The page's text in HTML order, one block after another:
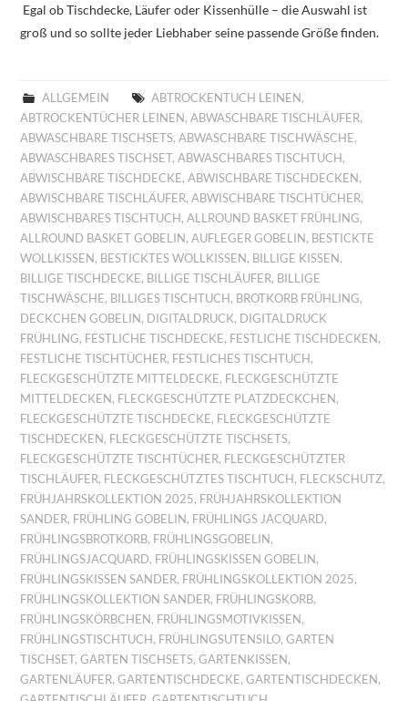
Egal ob Tischdecke, Läufer oder Kissenhülle – die Auswahl ist
groß und so sollte jeder Liebhaber seine passende Größe finden.
ALLGEMEIN ABTROCKENTUCH LEINEN ,
ABTROCKENTÜCHER LEINEN ,ABWASCHBARE TISCHLÄUFER,
ABWASCHBARE TISCHSETS,ABWASCHBARE TISCHWÄSCHE,
ABWASCHBARES TISCHSET,ABWASCHBARES TISCHTUCH ,
ABWISCHBARE TISCHDECKE,ABWISCHBARE TISCHDECKEN ,
ABWISCHBARE TISCHLÄUFER,ABWISCHBARE TISCHTÜCHER,
ABWISCHBARES TISCHTUCH ,ALLROUND BASKET FRÜHLING,
ALLROUND BASKET GOBELIN ,AUFLEGER GOBELIN , BESTICKTE
WOLLKISSEN , BESTICKTES WOLLKISSEN , BILLIGE KISSEN ,
BILLIGE TISCHDECKE, BILLIGE TISCHLÄUFER, BILLIGE
TISCHWÄSCHE, BILLIGES TISCHTUCH , BROTKORB FRÜHLING,
DECKCHEN GOBELIN , DIGITALDRUCK, DIGITALDRUCK
FRÜHLING, FESTLICHE TISCHDECKE, FESTLICHE TISCHDECKEN ,
FESTLICHE TISCHTÜCHER, FESTLICHES TISCHTUCH ,
FLECKGESCHÜTZTE MITTELDECKE, FLECKGESCHÜTZTE
MITTELDECKEN , FLECKGESCHÜTZTE PLATZDECKCHEN ,
FLECKGESCHÜTZTE TISCHDECKE, FLECKGESCHÜTZTE
TISCHDECKEN , FLECKGESCHÜTZTE TISCHSETS,
FLECKGESCHÜTZTE TISCHTÜCHER, FLECKGESCHÜTZTER
TISCHLÄUFER, FLECKGESCHÜTZTES TISCHTUCH , FLECKSCHUTZ,
FRÜHJAHRSKOLLEKTION 2025, FRÜHJAHRSKOLLEKTION
SANDER, FRÜHLING GOBELIN , FRÜHLINGS JACQUARD,
FRÜHLINGSBROTKORB, FRÜHLINGSGOBELIN ,
FRÜHLINGSJACQUARD, FRÜHLINGSKISSEN GOBELIN ,
FRÜHLINGSKISSEN SANDER, FRÜHLINGSKOLLEKTION 2025,
FRÜHLINGSKOLLEKTION SANDER, FRÜHLINGSKORB,
FRÜHLINGSKÖRBCHEN , FRÜHLINGSMOTIVKISSEN ,
FRÜHLINGSTISCHTUCH , FRÜHLINGSUTENSILO,GARTEN
TISCHSET,GARTEN TISCHSETS,GARTENKISSEN ,
GARTENLÄUFER,GARTENTISCHDECKE,GARTENTISCHDECKEN ,